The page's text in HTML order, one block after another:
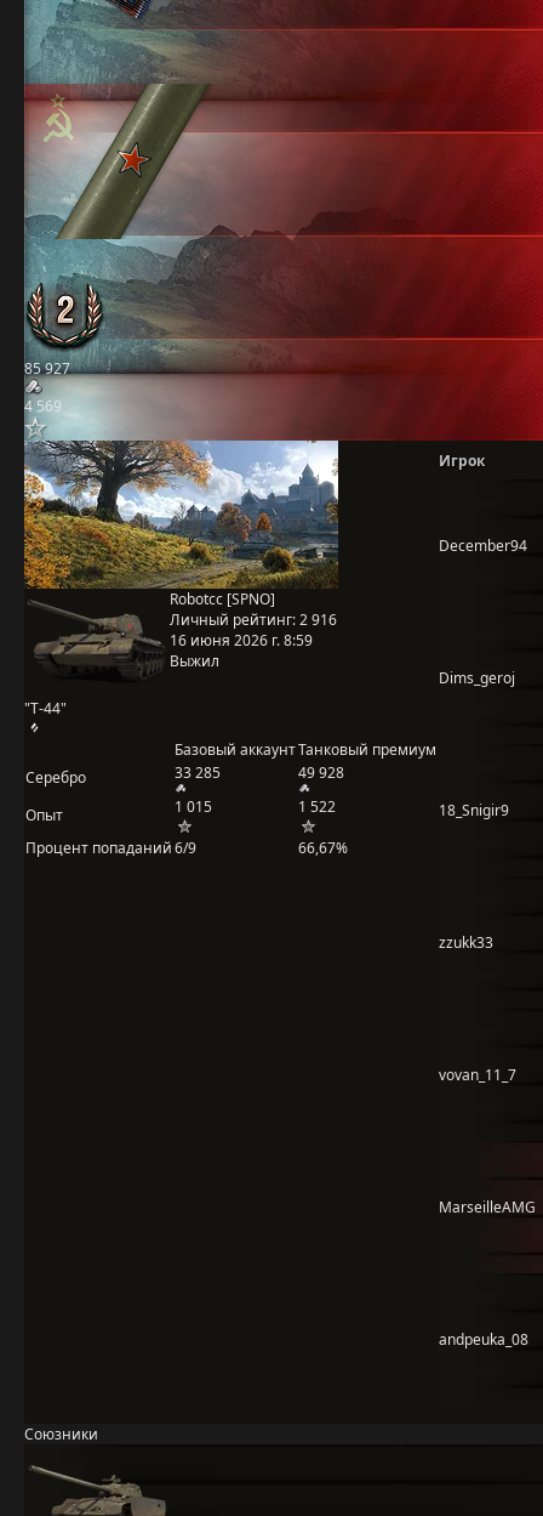
85 927
4 569
"Т-44"
Robotcc [SPNO]
Личный рейтинг:2 916
16 июня 2026 г. 8:59
Выжил
Базовый аккаунтТанковый премиум
Серебро
33 285 49 928
Опыт 1 015
1 522
Процент попаданий6/9 66,67%
Игрок
December94
Dims_geroj
18_Snigir9
zzukk33
vovan_11_7
MarseilleAMG
andpeuka_08
Союзники